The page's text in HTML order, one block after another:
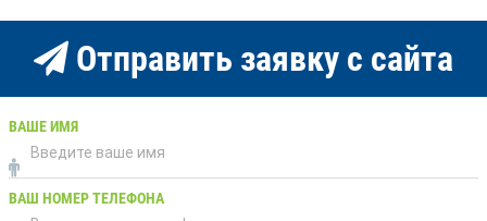
Отправить заявку с сайта
ВАШЕ ИМЯ
ВАШ НОМЕР ТЕЛЕФОНА